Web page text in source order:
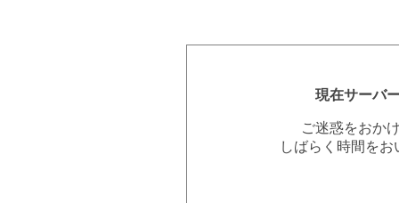
現在サーバ
ご迷惑をおか
しばらく時間を